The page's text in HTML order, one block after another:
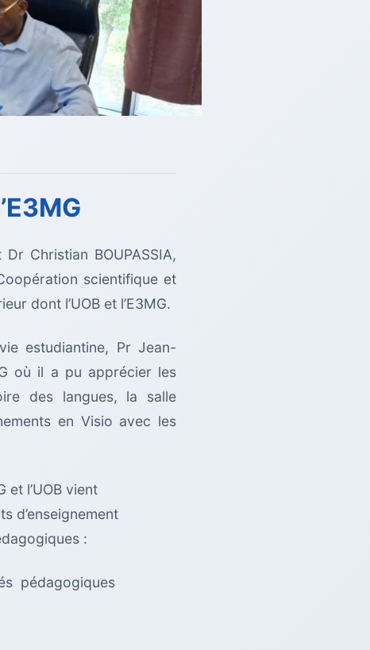
Christian BOUPASSIA,
scientifique et
dont l’UOB et l’E3MG.
estudiantine, Pr Jean-
où il a pu apprécier les
des langues, la salle
en Visio avec les
l’UOB vient
d’enseignement
:
pédagogiques